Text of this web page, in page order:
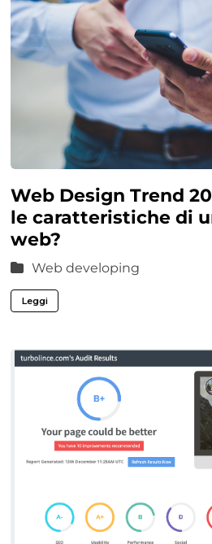
Web Design Trend
le caratteristiche di
web?
Web developing
Leggi